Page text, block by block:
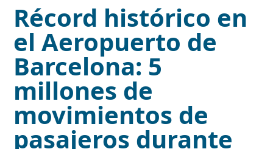
Récord histórico en
el Aeropuerto de
Barcelona: 5
millones de
movimientos de
pasajeros durante